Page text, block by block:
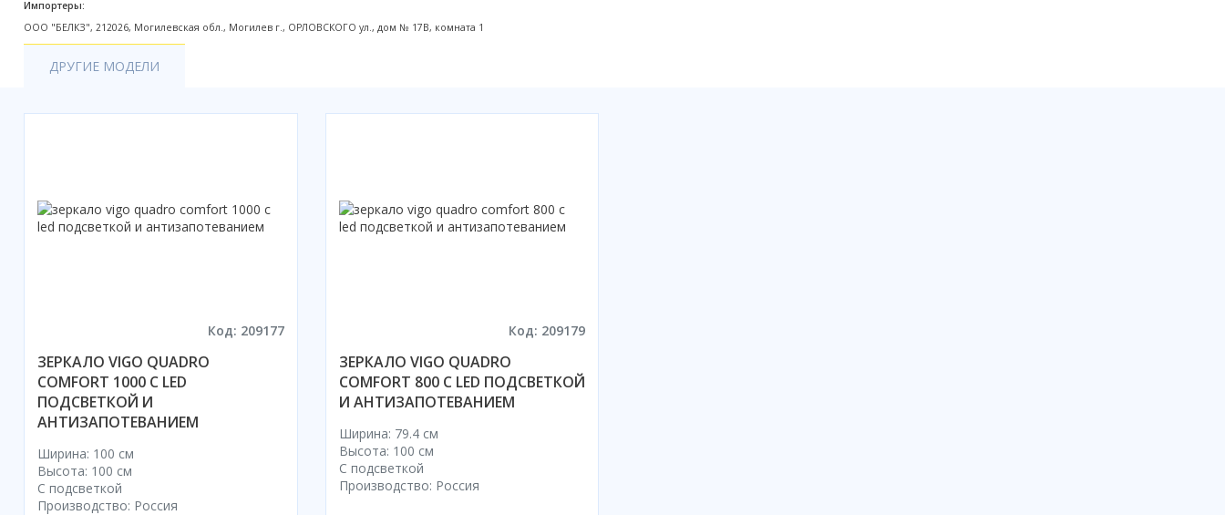
Дом и сад
Готовые кухни
Импортеры:
ООО "БЕЛКЗ", 212026, Могилевская обл., Могилев г., ОРЛОВСКОГО ул., дом № 17В, комната 1
ДРУГИЕ МОДЕЛИ
Код: 209177
ЗЕРКАЛО VIGO QUADRO
COMFORT 1000 С LED
ПОДСВЕТКОЙ И
АНТИЗАПОТЕВАНИЕМ
Ширина: 100 см
Высота: 100 см
С подсветкой
Производство: Россия
Код: 209179
ЗЕРКАЛО VIGO QUADRO
COMFORT 800 С LED ПОДСВЕТКОЙ
И АНТИЗАПОТЕВАНИЕМ
Ширина: 79.4 см
Высота: 100 см
С подсветкой
Производство: Россия